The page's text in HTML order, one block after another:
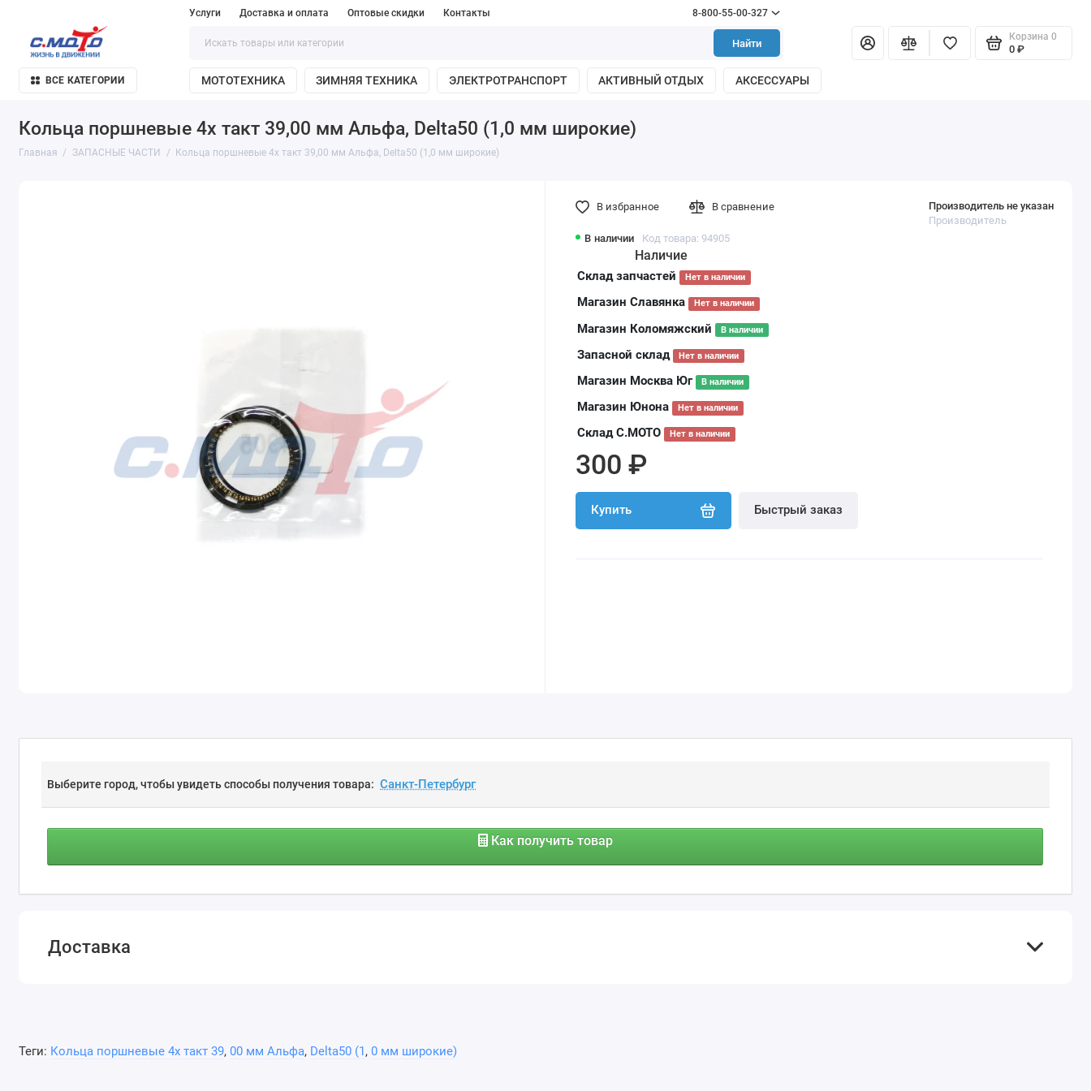
Услуги Доставка и оплата Оптовые скидки Контакты 8-800-55-00-327
Найти
Корзина 0
0 ₽
ВСЕ КАТЕГОРИИ МОТОТЕХНИКА ЗИМНЯЯ ТЕХНИКА ЭЛЕКТРОТРАНСПОРТ АКТИВНЫЙ ОТДЫХ АКСЕССУАРЫ
Кольца поршневые 4х такт 39,00 мм Альфа, Delta50 (1,0 мм широкие)
Главная ЗАПАСНЫЕ ЧАСТИ Кольца поршневые 4х такт 39,00 мм Альфа, Delta50 (1,0 мм широкие)
В наличии Код товара: 94905
Производитель не указан
Производитель
Наличие
Склад запчастей Нет в наличии
Магазин Славянка Нет в наличии
Магазин Коломяжский В наличии
Запасной склад Нет в наличии
Магазин Москва Юг В наличии
Магазин Юнона Нет в наличии
Склад С.МОТО Нет в наличии
300 ₽
Купить Быстрый заказ
В избранное В сравнение
Выберите город, чтобы увидеть способы получения товара:
Как получить товар
Доставка
Теги: Кольца поршневые 4х такт 39, 00 мм Альфа, Delta50 (1, 0 мм широкие)